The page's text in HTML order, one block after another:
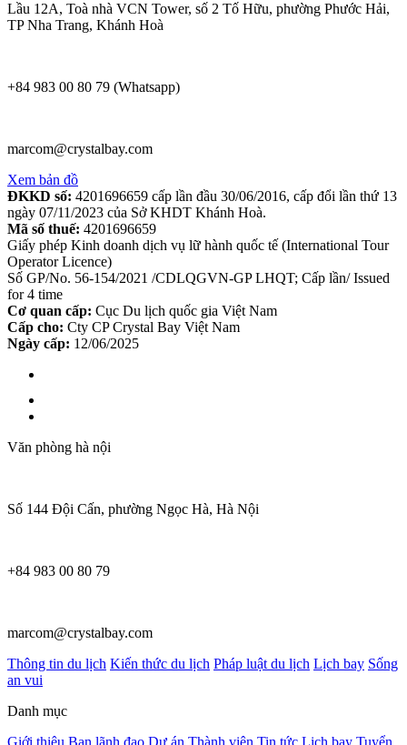
Lầu 12A, Toà nhà VCN Tower, số 2 Tố Hữu, phường Phước Hải,
TP Nha Trang, Khánh Hoà
+84 983 00 80 79 (Whatsapp)
marcom@crystalbay.com
Xem bản đồ
ĐKKD số: 4201696659 cấp lần đầu 30/06/2016, cấp đổi lần thứ 13
ngày 07/11/2023 của Sở KHDT Khánh Hoà.
Mã số thuế: 4201696659
Giấy phép Kinh doanh dịch vụ lữ hành quốc tế (International Tour
Operator Licence)
Số GP/No. 56-154/2021 /CDLQGVN-GP LHQT; Cấp lần/ Issued
for 4 time
Cơ quan cấp: Cục Du lịch quốc gia Việt Nam
Cấp cho: Cty CP Crystal Bay Việt Nam
Ngày cấp: 12/06/2025
Văn phòng hà nội
Số 144 Đội Cấn, phường Ngọc Hà, Hà Nội
+84 983 00 80 79
marcom@crystalbay.com
Thông tin du lịch Kiến thức du lịch Pháp luật du lịch Lịch bay Sống
an vui
Danh mục